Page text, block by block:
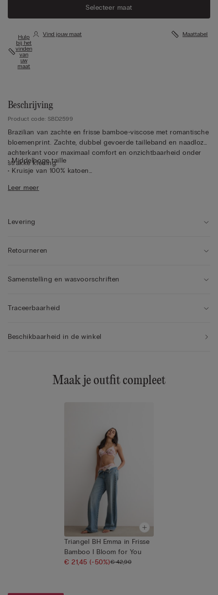
Selecteer maat
Hulp
bij het
vinden
van
uw
maat
Vind jouw maat Maattabel
Beschrijving
Product code: SBD2599
Brazilian van zachte en frisse bamboe-viscose met romantische
bloemenprint. Zachte, dubbel gevoerde tailleband en naadloze
achterkant voor maximaal comfort en onzichtbaarheid onder
strakke kleding.
• Middelhoge taille
• Kruisje van 100% katoen
• Het model is 175 cm lang en draagt maat 2 / S
Leer meer
Levering
Retourneren
Samenstelling en wasvoorschriften
Traceerbaarheid
Beschikbaarheid in de winkel
Maak je outfit compleet
Triangel BH Emma in Frisse
Bamboo I Bloom for You
€ 21,45(-50%)€ 42,90